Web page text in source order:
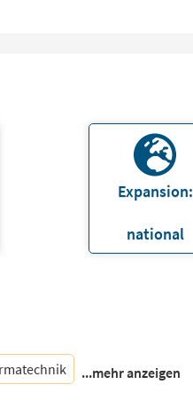
Expansion:
national
...mehr anzeigen